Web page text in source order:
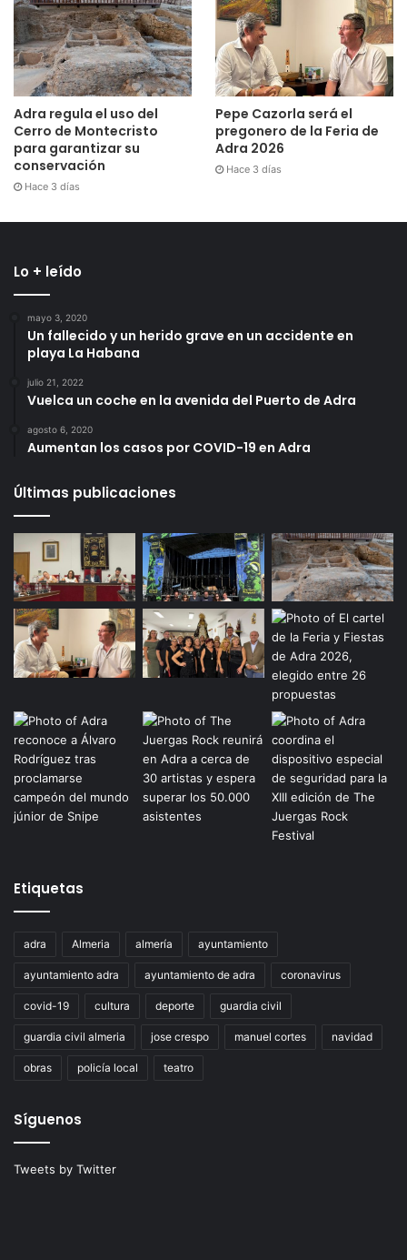
Adra regula el uso del
Cerro de Montecristo
para garantizar su
conservación
Hace 3 días
Pepe Cazorla será el
pregonero de la Feria de
Adra 2026
Hace 3 días
Lo + leído
mayo 3, 2020
Un fallecido y un herido grave en un accidente en
playa La Habana
julio 21, 2022
Vuelca un coche en la avenida del Puerto de Adra
agosto 6, 2020
Aumentan los casos por COVID-19 en Adra
Últimas publicaciones
Etiquetas
adra Almeria almería ayuntamiento
ayuntamiento adra ayuntamiento de adra coronavirus
covid-19 cultura deporte guardia civil
guardia civil almeria jose crespo manuel cortes navidad
obras policía local teatro
Síguenos
Tweets by Twitter